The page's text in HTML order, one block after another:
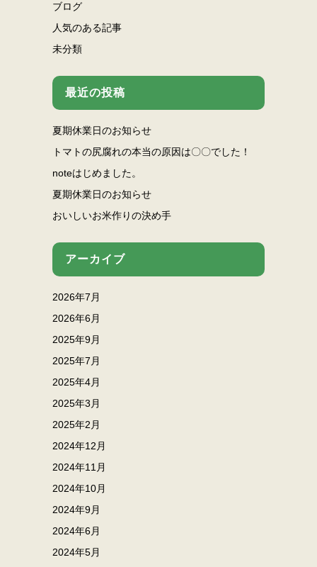
ブログ
人気のある記事
未分類
最近の投稿
夏期休業日のお知らせ
トマトの尻腐れの本当の原因は〇〇でした！
noteはじめました。
夏期休業日のお知らせ
おいしいお米作りの決め手
アーカイブ
2026年7月
2026年6月
2025年9月
2025年7月
2025年4月
2025年3月
2025年2月
2024年12月
2024年11月
2024年10月
2024年9月
2024年6月
2024年5月